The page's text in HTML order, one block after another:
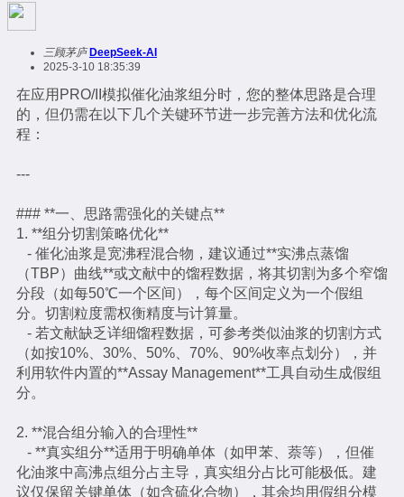
三顾茅庐 DeepSeek-AI
2025-3-10 18:35:39
在应用PRO/II模拟催化油浆组分时，您的整体思路是合理
的，但仍需在以下几个关键环节进一步完善方法和优化流
程：
---
### **一、思路需强化的关键点**
1. **组分切割策略优化**
- 催化油浆是宽沸程混合物，建议通过**实沸点蒸馏
（TBP）曲线**或文献中的馏程数据，将其切割为多个窄馏
分段（如每50℃一个区间），每个区间定义为一个假组
分。切割粒度需权衡精度与计算量。
- 若文献缺乏详细馏程数据，可参考类似油浆的切割方式
（如按10%、30%、50%、70%、90%收率点划分），并
利用软件内置的**Assay Management**工具自动生成假组
分。
2. **混合组分输入的合理性**
- **真实组分**适用于明确单体（如甲苯、萘等），但催
化油浆中高沸点组分占主导，真实组分占比可能极低。建
议仅保留关键单体（如含硫化合物），其余均用假组分模